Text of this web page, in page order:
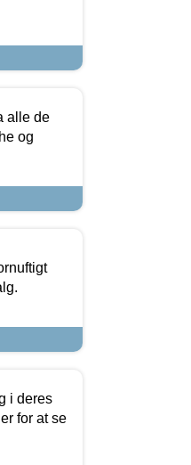
alle de
og
i deres
for at se